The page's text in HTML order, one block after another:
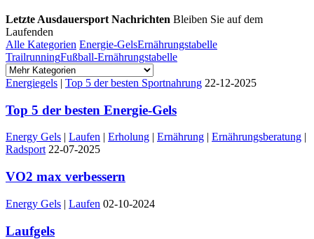
Letzte Ausdauersport Nachrichten Bleiben Sie auf dem
Laufenden
Alle Kategorien Energie-GelsErnährungstabelle
TrailrunningFußball-Ernährungstabelle
Energiegels | Top 5 der besten Sportnahrung 22-12-2025
Top 5 der besten Energie-Gels
Energy Gels | Laufen | Erholung | Ernährung | Ernährungsberatung |
Radsport 22-07-2025
VO2 max verbessern
Energy Gels | Laufen 02-10-2024
Laufgels